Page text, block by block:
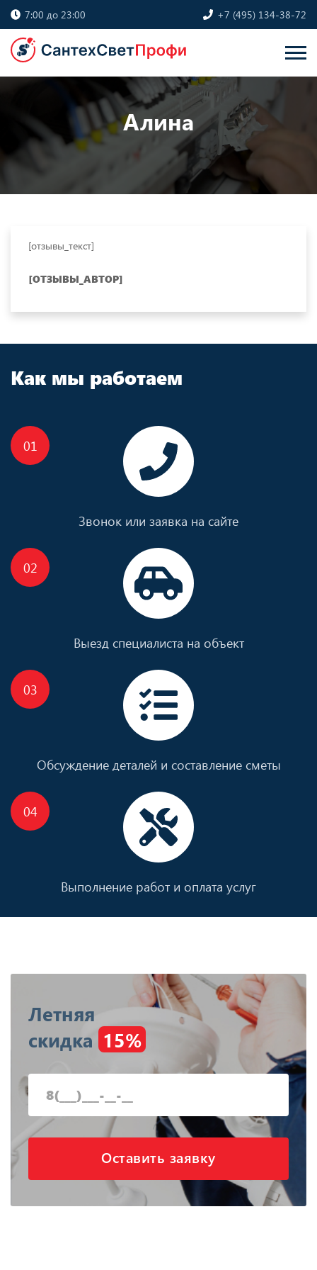
7:00 до 23:00 +7 (495) 134-38-72
Алина
[отзывы_текст]
[ОТЗЫВЫ_АВТОР]
Как мы работаем
Звонок или заявка на сайте
Выезд специалиста на объект
Обсуждение деталей и составление сметы
Выполнение работ и оплата услуг
Летняя
скидка 15%
Оставить заявку